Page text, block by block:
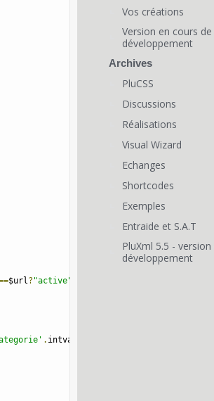
$url ? "active"
. intval
Vos créations
Version en cours de
développement
Archives
PluCSS
Discussions
Réalisations
Visual Wizard
Echanges
Shortcodes
Exemples
Entraide et S.A.T
PluXml 5.5 - version
développement